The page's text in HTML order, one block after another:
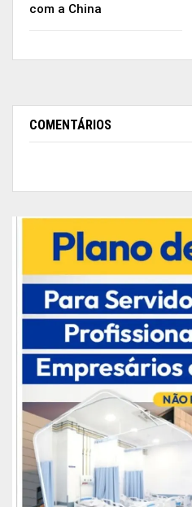
com a China
COMENTÁRIOS